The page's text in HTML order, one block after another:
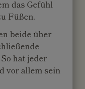
das Gefühl
Füßen.
beide über
hat jeder
vor allem sein